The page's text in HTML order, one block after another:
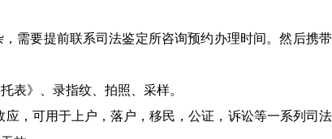
需要提前联系司法鉴定所咨询预约办理时间。然后携
表》、录指纹、拍照、采样。
，可用于上户，落户，移民，公证，诉讼等一系列司法